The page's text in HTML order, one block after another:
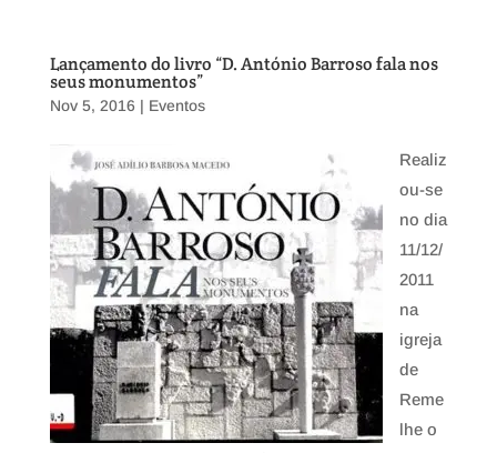
Lançamento do livro “D. António Barroso fala nos
seus monumentos”
Nov 5, 2016 | Eventos
Realiz
ou-se
no dia
11/12/
2011
na
igreja
de
Reme
lhe o